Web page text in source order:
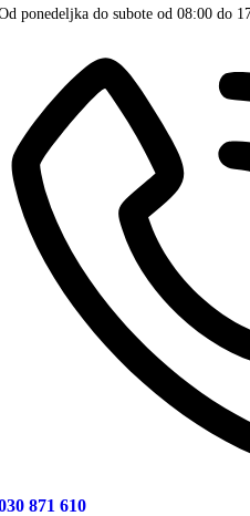
ponedeljka do subote od 08:00 do
871 610